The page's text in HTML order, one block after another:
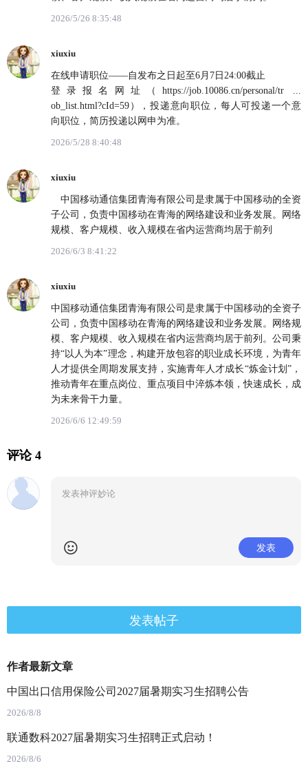
2026/5/26 8:35:48
xiuxiu
在线申请职位——自发布之日起至6月7日24:00截止
登录报名网址（https://job.10086.cn/personal/tr ...
ob_list.html?cId=59），投递意向职位，每人可投递一个意
向职位，简历投递以网申为准。
2026/5/28 8:40:48
xiuxiu
中国移动通信集团青海有限公司是隶属于中国移动的全资
子公司，负责中国移动在青海的网络建设和业务发展。网络
规模、客户规模、收入规模在省内运营商均居于前列
2026/6/3 8:41:22
xiuxiu
中国移动通信集团青海有限公司是隶属于中国移动的全资子
公司，负责中国移动在青海的网络建设和业务发展。网络规
模、客户规模、收入规模在省内运营商均居于前列。公司秉
持“以人为本”理念，构建开放包容的职业成长环境，为青年
人才提供全周期发展支持，实施青年人才成长“炼金计划”，
推动青年在重点岗位、重点项目中淬炼本领，快速成长，成
为未来骨干力量。
2026/6/6 12:49:59
评论 4
发表
发表帖子
作者最新文章
中国出口信用保险公司2027届暑期实习生招聘公告
2026/8/8
联通数科2027届暑期实习生招聘正式启动！
2026/8/6